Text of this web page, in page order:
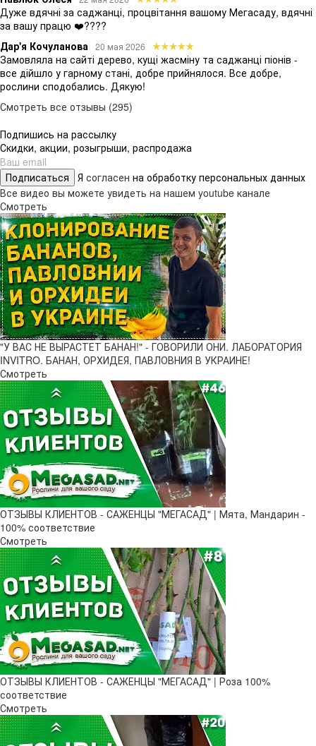
Дуже вдячні за саджанці, процвітання вашому Мегасаду, вдячні
за вашу працю ❤️????
Дар'я Кочуланова 20 мая 2026
Замовляла на сайті дерево, кущі жасміну та саджанці піонів -
все дійшло у гарному стані, добре прийнялося. Все добре,
рослини сподобались. Дякую!
Смотреть все отзывы (295)
Подпишись на рассылку
Скидки, акции, розыгрыши, распродажа
Подписаться Я согласен на обработку персональных данных
Все видео вы можете увидеть на нашем youtube канале
Смотреть
"У ВАС НЕ ВЫРАСТЕТ БАНАН!" - ГОВОРИЛИ ОНИ. ЛАБОРАТОРИЯ
INVITRO. БАНАН, ОРХИДЕЯ, ПАВЛОВНИЯ В УКРАИНЕ!
Смотреть
ОТЗЫВЫ КЛИЕНТОВ - САЖЕНЦЫ "МЕГАСАД" | Мята, Мандарин -
100% соответствие
Смотреть
ОТЗЫВЫ КЛИЕНТОВ - САЖЕНЦЫ "МЕГАСАД" | Роза 100%
соответствие
Смотреть